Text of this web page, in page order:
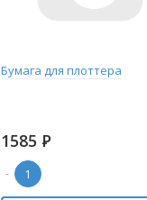
Бумага для плоттера
1585 Р
-